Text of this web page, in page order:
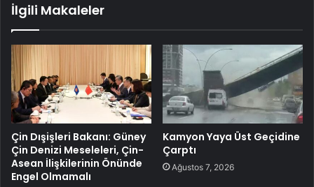
İlgili Makaleler
Çin Dışişleri Bakanı: Güney
Çin Denizi Meseleleri, Çin-
Asean İlişkilerinin Önünde
Engel Olmamalı
Kamyon Yaya Üst Geçidine
Çarptı
Ağustos 7, 2026